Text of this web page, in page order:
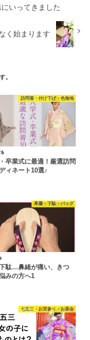
いってきました
く始まります
。
訪問着・付け下げ・色無地
卒業式に最適！厳選訪問
ィネート10選♪
草履・下駄・バッグ
駄…鼻緒が痛い、きつ
みの方へ1
七五三・お宮参り・お茶会